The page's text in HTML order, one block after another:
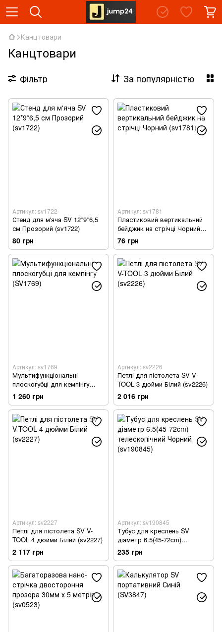
Канцтовари
Канцтовари
Фільтр За популярністю
Артикул: sv1722
Стенд для м'яча SV 12*9*6,5
см Прозорий (sv1722)
80 грн
Артикул: sv1781
Пластиковий вертикальний
бейджик на стрічці Чорний
(sv1781)
76 грн
Артикул: sv1769
Мультифункціональні
плоскогубці для кемпінгу
(SV1769)
1 260 грн
Артикул: sv2226
Петлі для пістолета SV V-
TOOL 3 дюйми Білий (sv2226)
2 016 грн
Артикул: sv2227
Петлі для пістолета SV V-
TOOL 4 дюйми Білий (sv2227)
2 117 грн
Артикул: sv190845
Тубус для креслень SV
діаметр 6.5(45-72cm)
телескопічний Чорний
(sv190845)
235 грн